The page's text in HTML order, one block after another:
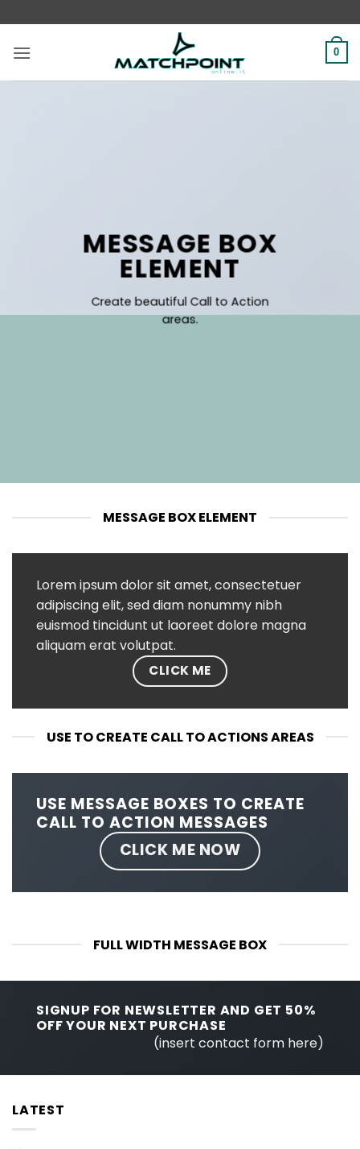
ai
contenuti
0
MESSAGE BOX
ELEMENT
Create beautiful Call to Action
areas.
MESSAGE BOX ELEMENT
Lorem ipsum dolor sit amet, consectetuer
adipiscing elit, sed diam nonummy nibh
euismod tincidunt ut laoreet dolore magna
aliquam erat volutpat.
CLICK ME
USE TO CREATE CALL TO ACTIONS AREAS
USE MESSAGE BOXES TO CREATE
CALL TO ACTION MESSAGES
CLICK ME NOW
FULL WIDTH MESSAGE BOX
SIGNUP FOR NEWSLETTER AND GET 50%
OFFYOUR NEXT PURCHASE
(insert contact form here)
LATEST